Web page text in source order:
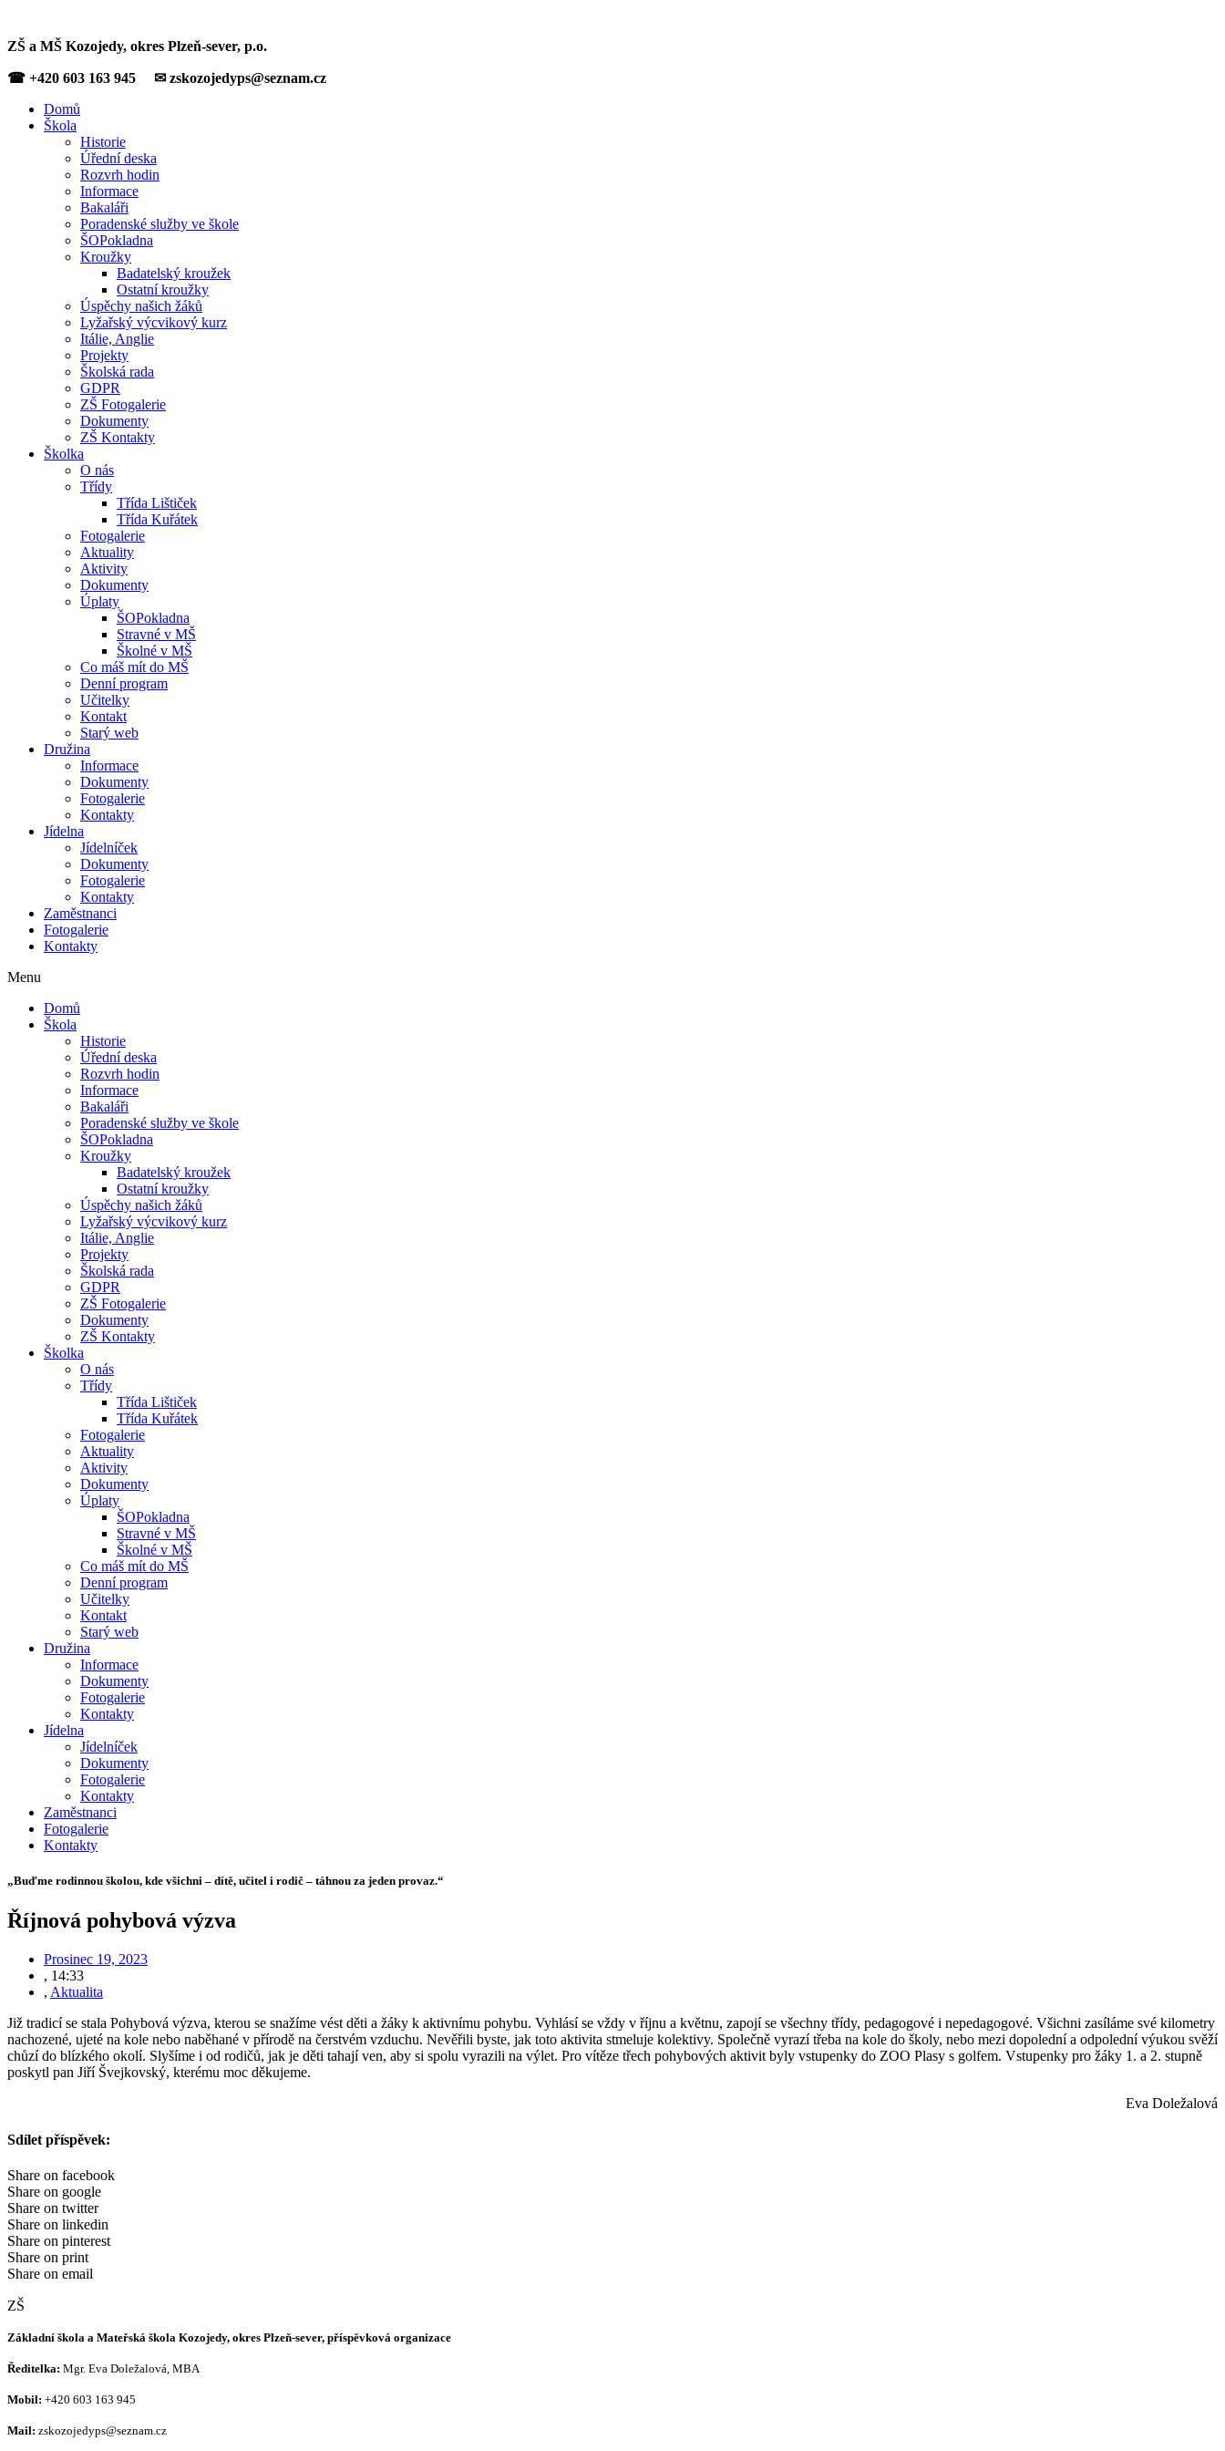
ZŠ a MŠ Kozojedy, okres Plzeň-sever, p.o.
☎ +420 603 163 945 ✉ zskozojedyps@seznam.cz
Domů
Škola
Historie
Úřední deska
Rozvrh hodin
Informace
Bakaláři
Poradenské služby ve škole
ŠOPokladna
Kroužky
Badatelský kroužek
Ostatní kroužky
Úspěchy našich žáků
Lyžařský výcvikový kurz
Itálie, Anglie
Projekty
Školská rada
GDPR
ZŠ Fotogalerie
Dokumenty
ZŠ Kontakty
Školka
O nás
Třídy
Třída Lištiček
Třída Kuřátek
Fotogalerie
Aktuality
Aktivity
Dokumenty
Úplaty
ŠOPokladna
Stravné v MŠ
Školné v MŠ
Co máš mít do MŠ
Denní program
Učitelky
Kontakt
Starý web
Družina
Informace
Dokumenty
Fotogalerie
Kontakty
Jídelna
Jídelníček
Dokumenty
Fotogalerie
Kontakty
Zaměstnanci
Fotogalerie
Kontakty
Menu
Domů
Škola
Historie
Úřední deska
Rozvrh hodin
Informace
Bakaláři
Poradenské služby ve škole
ŠOPokladna
Kroužky
Badatelský kroužek
Ostatní kroužky
Úspěchy našich žáků
Lyžařský výcvikový kurz
Itálie, Anglie
Projekty
Školská rada
GDPR
ZŠ Fotogalerie
Dokumenty
ZŠ Kontakty
Školka
O nás
Třídy
Třída Lištiček
Třída Kuřátek
Fotogalerie
Aktuality
Aktivity
Dokumenty
Úplaty
ŠOPokladna
Stravné v MŠ
Školné v MŠ
Co máš mít do MŠ
Denní program
Učitelky
Kontakt
Starý web
Družina
Informace
Dokumenty
Fotogalerie
Kontakty
Jídelna
Jídelníček
Dokumenty
Fotogalerie
Kontakty
Zaměstnanci
Fotogalerie
Kontakty
„Buďme rodinnou školou, kde všichni – dítě, učitel i rodič – táhnou za jeden provaz.“
Říjnová pohybová výzva
Prosinec 19, 2023
, 14:33
, Aktualita
Již tradicí se stala Pohybová výzva, kterou se snažíme vést děti a žáky k aktivnímu pohybu. Vyhlásí se vždy v říjnu a květnu, zapojí se všechny třídy, pedagogové i nepedagogové. Všichni zasíláme své kilometry
nachozené, ujeté na kole nebo naběhané v přírodě na čerstvém vzduchu. Nevěřili byste, jak toto aktivita stmeluje kolektivy. Společně vyrazí třeba na kole do školy, nebo mezi dopolední a odpolední výukou svěží
chůzí do blízkého okolí. Slyšíme i od rodičů, jak je děti tahají ven, aby si spolu vyrazili na výlet. Pro vítěze třech pohybových aktivit byly vstupenky do ZOO Plasy s golfem. Vstupenky pro žáky 1. a 2. stupně
poskytl pan Jiří Švejkovský, kterému moc děkujeme.
Eva Doležalová
Sdílet příspěvek:
Share on facebook
Share on google
Share on twitter
Share on linkedin
Share on pinterest
Share on print
Share on email
ZŠ
Základní škola a Mateřská škola Kozojedy, okres Plzeň-sever, příspěvková organizace
Ředitelka: Mgr. Eva Doležalová, MBA
Mobil: +420 603 163 945
Mail: zskozojedyps@seznam.cz